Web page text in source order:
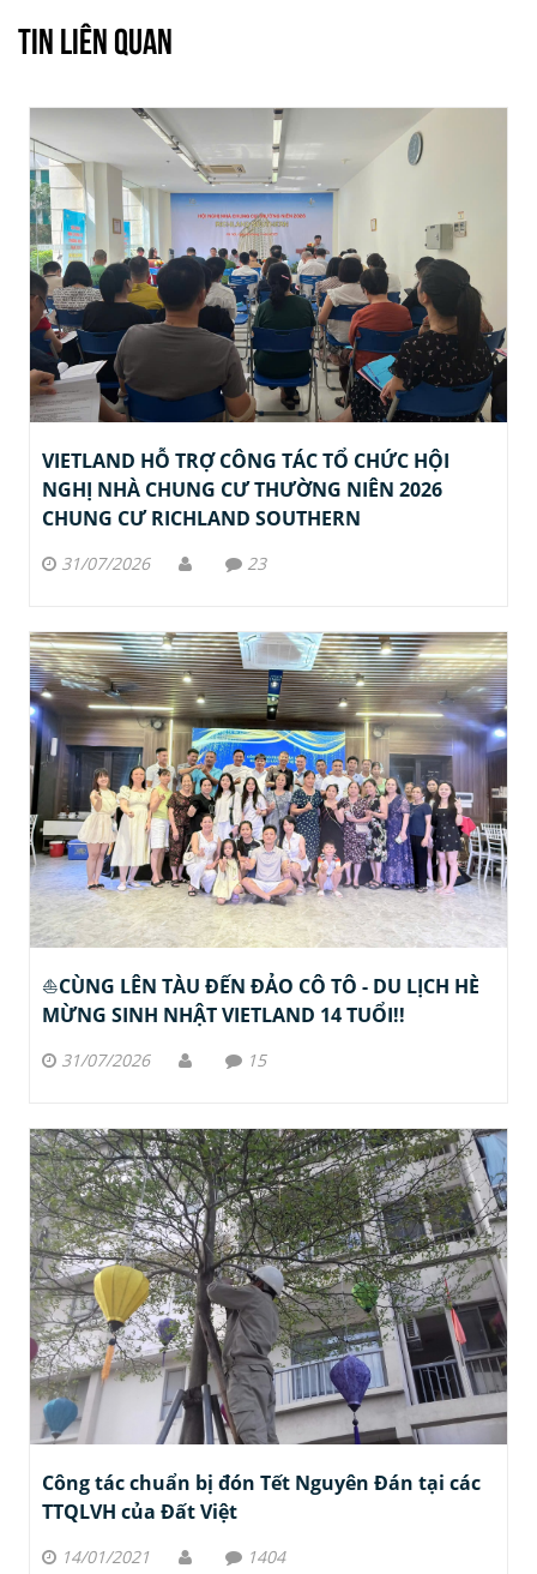
TIN LIÊN QUAN
VIETLAND HỖ TRỢ CÔNG TÁC TỔ CHỨC HỘI
NGHỊ NHÀ CHUNG CƯ THƯỜNG NIÊN 2026
CHUNG CƯ RICHLAND SOUTHERN
31/07/2026 23
⛵️CÙNG LÊN TÀU ĐẾN ĐẢO CÔ TÔ - DU LỊCH HÈ
MỪNG SINH NHẬT VIETLAND 14 TUỔI!!
31/07/2026 15
Công tác chuẩn bị đón Tết Nguyên Đán tại các
TTQLVH của Đất Việt
14/01/2021
1404